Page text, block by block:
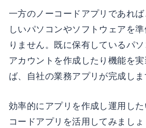
一方のノーコードアプリであれ
しいパソコンやソフトウェアを
りません。既に保有しているパソ
アカウントを作成したり機能を
ば、自社の業務アプリが完成しま
効率的にアプリを作成し運用し
コードアプリを活用してみましょ